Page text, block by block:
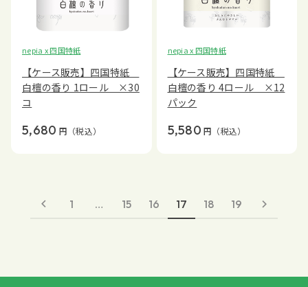
nepia x 四国特紙
【ケース販売】四国特紙
白檀の香り 1ロール ×30
コ
5,680 円 （税込）
nepia x 四国特紙
【ケース販売】四国特紙
白檀の香り 4ロール ×12
パック
5,580 円 （税込）
1 … 15 16 17 18 19